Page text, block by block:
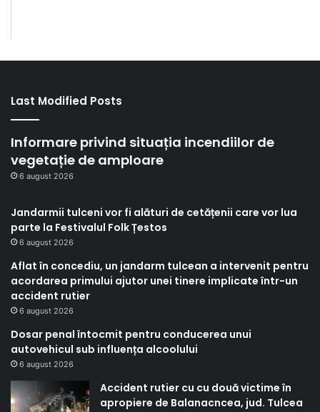
Last Modified Posts
Informare privind situația incendiilor de
vegetație de amploare
6 august 2026
Jandarmii tulceni vor fi alături de cetățenii care vor lua
parte la Festivalul Folk Țestos
6 august 2026
Aflat în concediu, un jandarm tulcean a intervenit pentru
acordarea primului ajutor unei tinere implicate într-un
accident rutier
6 august 2026
Dosar penal întocmit pentru conducerea unui
autovehicul sub influența alcoolului
6 august 2026
Accident rutier cu cu două victime în
apropiere de Balanacncea, jud. Tulcea